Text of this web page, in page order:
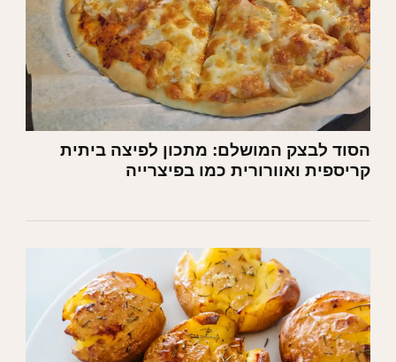
הסוד לבצק המושלם: מתכון לפיצה ביתית
קריספית ואוורורית כמו בפיצרייה